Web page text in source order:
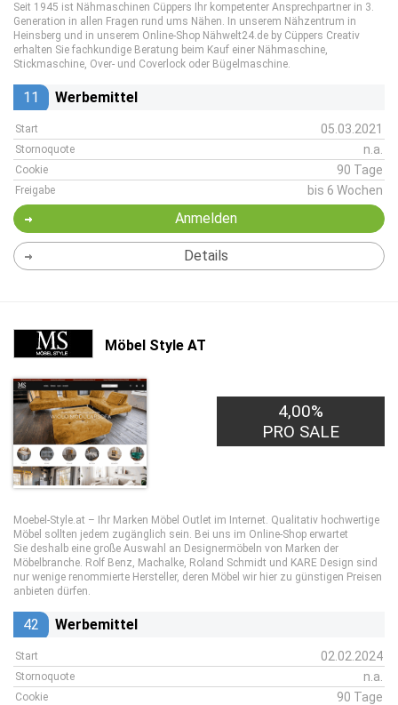
Seit 1945 ist Nähmaschinen Cüppers Ihr kompetenter Ansprechpartner in 3.
Generation in allen Fragen rund ums Nähen. In unserem Nähzentrum in
Heinsberg und in unserem Online-Shop Nähwelt24.de by Cüppers Creativ
erhalten Sie fachkundige Beratung beim Kauf einer Nähmaschine,
Stickmaschine, Over- und Coverlock oder Bügelmaschine.
11 Werbemittel
Start 05.03.2021
Stornoquote n.a.
Cookie 90 Tage
Freigabe bis 6 Wochen
Anmelden
Details
Möbel Style AT
4,00%
PRO SALE
Moebel-Style.at – Ihr Marken Möbel Outlet im Internet. Qualitativ hochwertige
Möbel sollten jedem zugänglich sein. Bei uns im Online-Shop erwartet
Sie deshalb eine große Auswahl an Designermöbeln von Marken der
Möbelbranche. Rolf Benz, Machalke, Roland Schmidt und KARE Design sind
nur wenige renommierte Hersteller, deren Möbel wir hier zu günstigen Preisen
anbieten dürfen.
42 Werbemittel
Start 02.02.2024
Stornoquote n.a.
Cookie 90 Tage